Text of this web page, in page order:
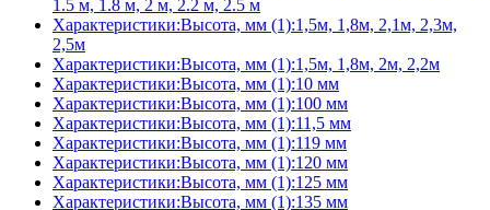
1.5 м, 1.8 м, 2 м, 2.2 м, 2.5 м
Характеристики:Высота, мм (1):1,5м, 1,8м, 2,1м, 2,3м,
2,5м
Характеристики:Высота, мм (1):1,5м, 1,8м, 2м, 2,2м
Характеристики:Высота, мм (1):10 мм
Характеристики:Высота, мм (1):100 мм
Характеристики:Высота, мм (1):11,5 мм
Характеристики:Высота, мм (1):119 мм
Характеристики:Высота, мм (1):120 мм
Характеристики:Высота, мм (1):125 мм
Характеристики:Высота, мм (1):135 мм